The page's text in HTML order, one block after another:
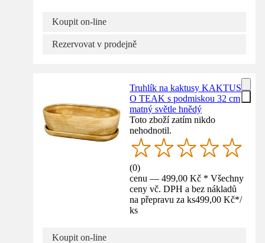
Koupit on-line
Rezervovat v prodejně
Truhlík na kaktusy KAKTUS
O TEAK s podmiskou 32 cm
matný světle hnědý
Toto zboží zatím nikdo
nehodnotil.
(0)
cenu — 499,00 Kč * Všechny
ceny vč. DPH a bez nákladů
na přepravu za ks499,00 Kč*/
ks
Koupit on-line